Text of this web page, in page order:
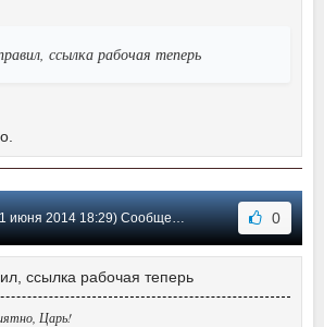
ссылка рабочая теперь
июня 2014 18:29) Сообщение #137 0
ссылка рабочая теперь
Царь!